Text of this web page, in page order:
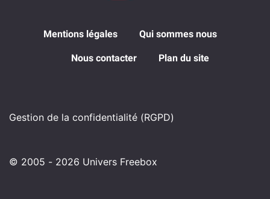
Mentions légales Qui sommes nous
Nous contacter Plan du site
Gestion de la confidentialité (RGPD)
© 2005 - 2026 Univers Freebox